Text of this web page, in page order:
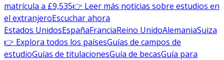
matrícula a £9,535👉 Leer más noticias sobre estudios en
el extranjeroEscuchar ahora
Estados UnidosEspañaFranciaReino UnidoAlemaniaSuiza
👉 Explora todos los paísesGuías de campos de
estudioGuías de titulacionesGuía de becasGuía para